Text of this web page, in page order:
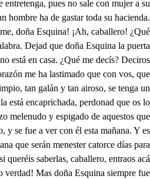
pues no sale con mujer a su
hombre ha de gastar toda su hacienda.
doña Esquina! ¡Ah, caballero! ¿Qué
Dejad que doña Esquina la puerta
está en casa. ¿Qué me decís? Deciros
me ha lastimado que con vos, que
tan galán y tan airoso, se tenga un
está encaprichada, perdonad que os lo
melenudo y espigado de aquestos que
y se fue a ver con él esta mañana. Y es
que serán menester catorce días para
queréis saberlas, caballero, entraos acá
verdad! Mas doña Esquina siempre fue